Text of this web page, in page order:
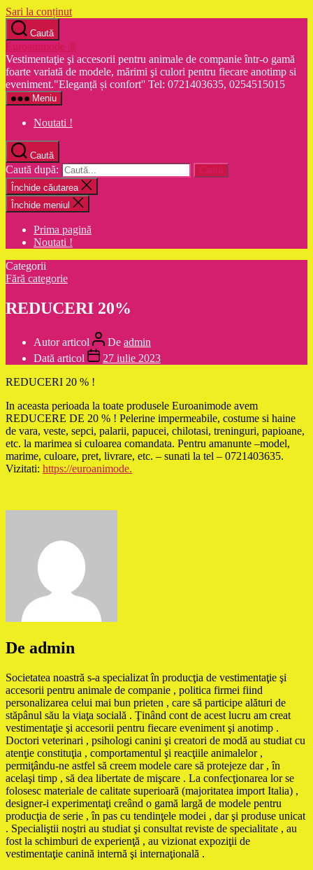
Sari la conținut
Caută
Euroanimode ®
Vestimentaţie şi accesorii pentru animale de companie într-o gamă
foarte variată de modele, mărimi şi culori pentru fiecare anotimp si
eveniment."Eleganță și confort'' Tel: 0721403635, 0254515015
Meniu
Noutati !
Caută
Caută după:
Închide căutarea
Închide meniul
Prima pagină
Noutati !
Categorii
Fără categorie
REDUCERI 20%
Autor articol De admin
Dată articol
27 iulie 2023
REDUCERI 20 % !
In aceasta perioada la toate produsele Euroanimode avem
REDUCERE DE 20 % ! Pelerine impermeabile, costume si haine
de vara, veste, sepci, palarii, papucei, chilotasi, treninguri, papioane,
etc. la marimea si culoarea comandata. Pentru amanunte –model,
marime, culoare, pret, livrare, etc. – sunati la tel – 0721403635.
Vizitati: https://euroanimode.
De admin
Societatea noastră s-a specializat în producţia de vestimentaţie şi
accesorii pentru animale de companie , politica firmei fiind
personalizarea celui mai bun prieten , care să participe alături de
stăpânul său la viaţa socială . Ţinând cont de acest lucru am creat
vestimentaţie şi accesorii pentru fiecare eveniment şi anotimp .
Doctori veterinari , psihologi canini şi creatori de modă au studiat cu
atenţie constituţia , comportamentul şi reacţiile animalelor ,
permiţându-ne astfel să creem modele care să protejeze dar , în
acelaşi timp , să dea libertate de mişcare . La confecţionarea lor se
folosesc materiale de calitate superioară (majoritatea import Italia) ,
designer-i experimentaţi creând o gamă largă de modele pentru
producţia de serie , în pas cu tendinţele modei , dar şi produse unicat
. Specialiştii noştri au studiat şi consultat reviste de specialitate , au
fost la schimburi de experienţă , au vizionat expoziţii de
vestimentaţie canină internă şi internaţională .